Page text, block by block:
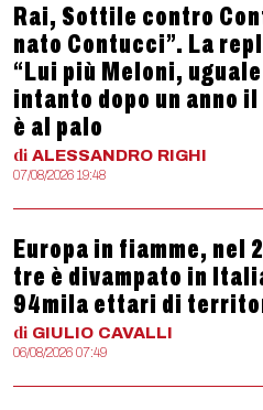
Rai, Sottile contro
nato Contucci”. La
“Lui più Meloni,
intanto dopo un anno
è al palo
di ALESSANDRO RIGHI
07/08/2026 19:48
Europa in fiamme, nel
tre è divampato in
94mila ettari di
di GIULIO CAVALLI
06/08/2026 07:49